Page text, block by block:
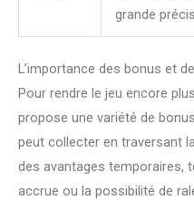
grande
L’importance des bonus et
Pour rendre le jeu encore
propose une variété de
peut collecter en traversant
des avantages temporaires,
accrue ou la possibilité de